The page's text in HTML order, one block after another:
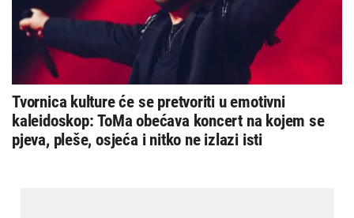
Tvornica kulture će se pretvoriti u emotivni
kaleidoskop: ToMa obećava koncert na kojem se
pjeva, pleše, osjeća i nitko ne izlazi isti